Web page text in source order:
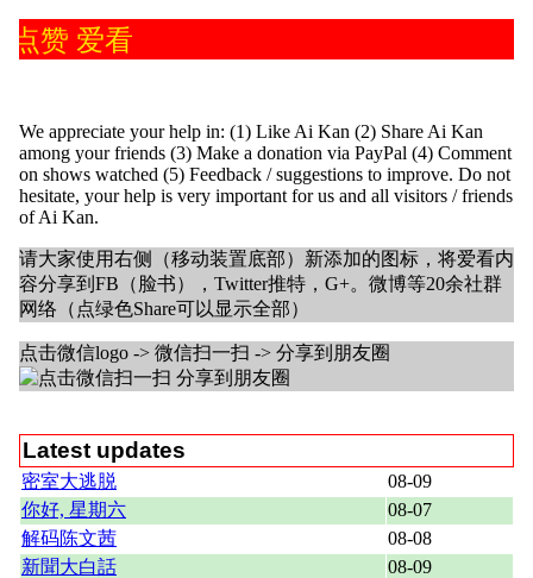
赞 爱看
We appreciate your help in: (1) Like Ai Kan (2) Share Ai Kan
among your friends (3) Make a donation via PayPal (4) Comment
on shows watched (5) Feedback / suggestions to improve. Do not
hesitate, your help is very important for us and all visitors / friends
of Ai Kan.
请大家使用右侧（移动装置底部）新添加的图标，将爱看内
容分享到FB（脸书），Twitter推特，G+。微博等20余社群
网络（点绿色Share可以显示全部）
点击微信logo -> 微信扫一扫 -> 分享到朋友圈
Latest updates
密室大逃脱
08-09
你好, 星期六
08-07
解码陈文茜
08-08
新聞大白話
08-09